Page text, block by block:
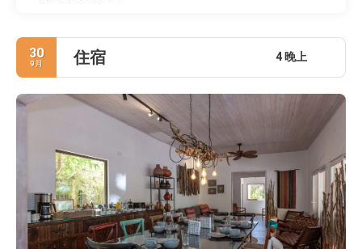
30
9月 住宿 4 晚上